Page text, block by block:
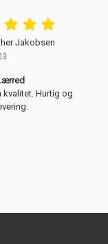
Jakobsen
kvalitet. Hurtig og